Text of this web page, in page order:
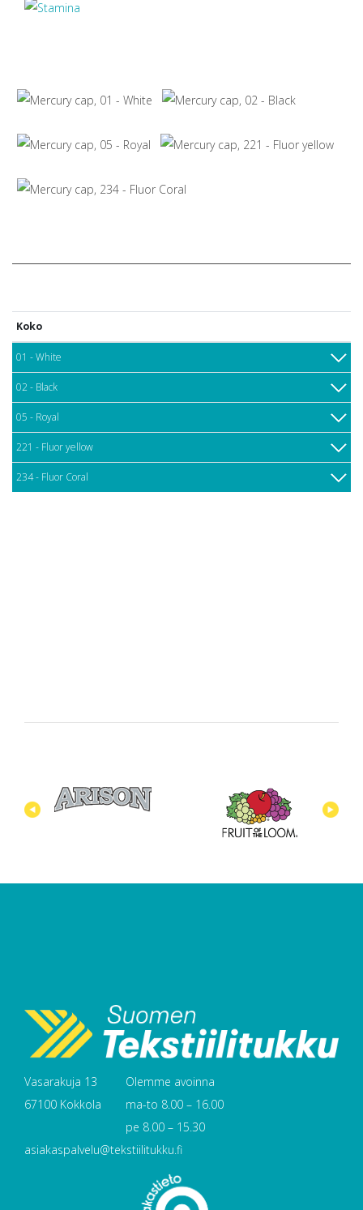
Koko
01 - White
02 - Black
05 - Royal
221 - Fluor yellow
234 - Fluor Coral
Vasarakuja 13
67100 Kokkola
Olemme avoinna
ma-to 8.00 – 16.00
pe 8.00 – 15.30
asiakaspalvelu@tekstiilitukku.fi